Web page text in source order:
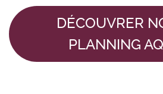
DÉCOUVRER
PLANNING